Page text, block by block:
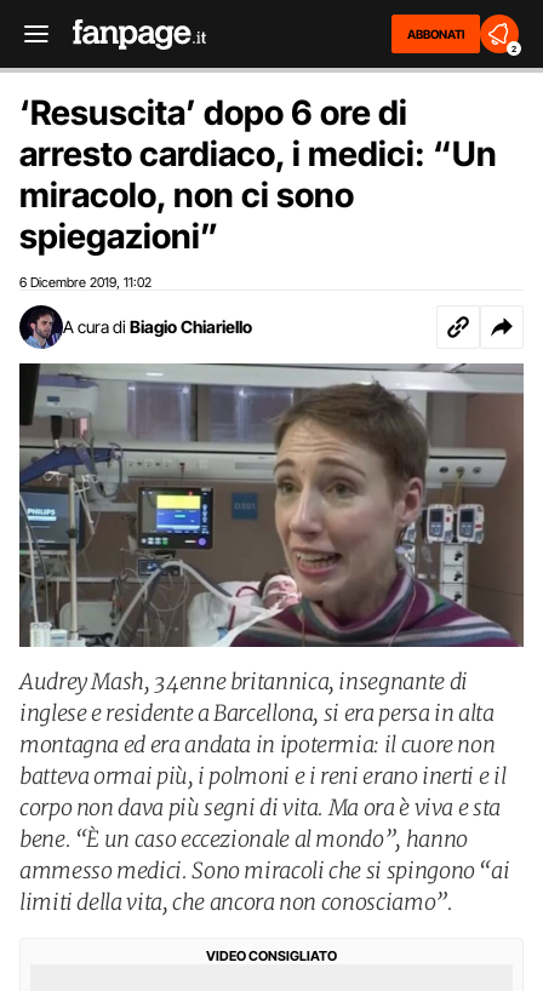
ABBONATI
2
‘Resuscita’ dopo 6 ore di
arresto cardiaco, i medici: “Un
miracolo, non ci sono
spiegazioni”
6 Dicembre 2019 11:02
A cura di Biagio Chiariello
Audrey Mash, 34enne britannica, insegnante di
inglese e residente a Barcellona, si era persa in alta
montagna ed era andata in ipotermia: il cuore non
batteva ormai più, i polmoni e i reni erano inerti e il
corpo non dava più segni di vita. Ma ora è viva e sta
bene. “È un caso eccezionale al mondo”, hanno
ammesso medici. Sono miracoli che si spingono “ai
limiti della vita, che ancora non conosciamo”.
VIDEO CONSIGLIATO